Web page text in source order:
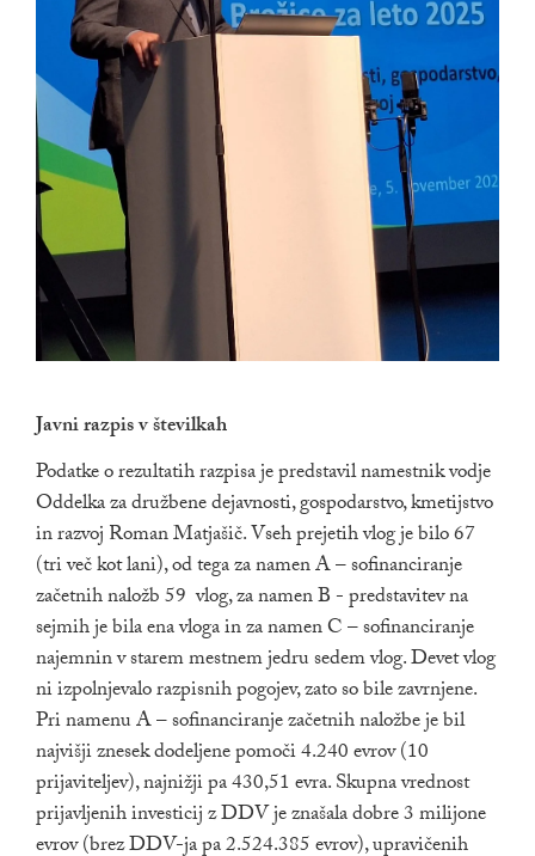
Javni razpis v številkah
Podatke o rezultatih razpisa je predstavil namestnik vodje
Oddelka za družbene dejavnosti, gospodarstvo, kmetijstvo
in razvoj Roman Matjašič. Vseh prejetih vlog je bilo 67
(tri več kot lani), od tega za namen A – sofinanciranje
začetnih naložb 59 vlog, za namen B - predstavitev na
sejmih je bila ena vloga in za namen C – sofinanciranje
najemnin v starem mestnem jedru sedem vlog. Devet vlog
ni izpolnjevalo razpisnih pogojev, zato so bile zavrnjene.
Pri namenu A – sofinanciranje začetnih naložbe je bil
najvišji znesek dodeljene pomoči 4.240 evrov (10
prijaviteljev), najnižji pa 430,51 evra. Skupna vrednost
prijavljenih investicij z DDV je znašala dobre 3 milijone
evrov (brez DDV-ja pa 2.524.385 evrov), upravičenih